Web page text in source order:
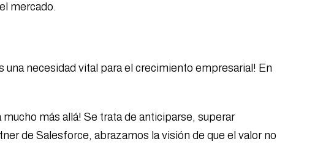
mercado.
una necesidad vital para el crecimiento empresarial! En
más allá! Se trata de anticiparse, superar
de Salesforce, abrazamos la visión de que el valor no